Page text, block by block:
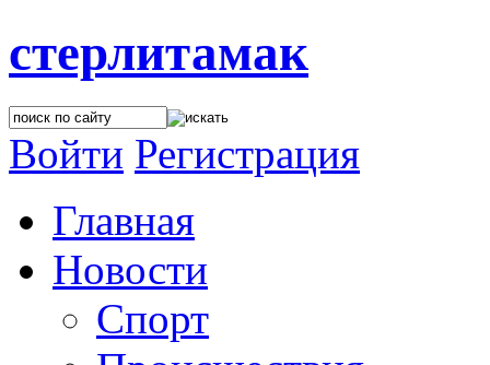
стерлитамак
Войти Регистрация
Главная
Новости
Спорт